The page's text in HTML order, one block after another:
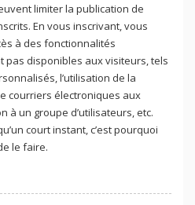
limiter la publication de
En vous inscrivant, vous
à des fonctionnalités
pas disponibles aux visiteurs, tels
l’utilisation de la
courriers électroniques aux
à un groupe d’utilisateurs, etc.
court instant, c’est pourquoi
le faire.